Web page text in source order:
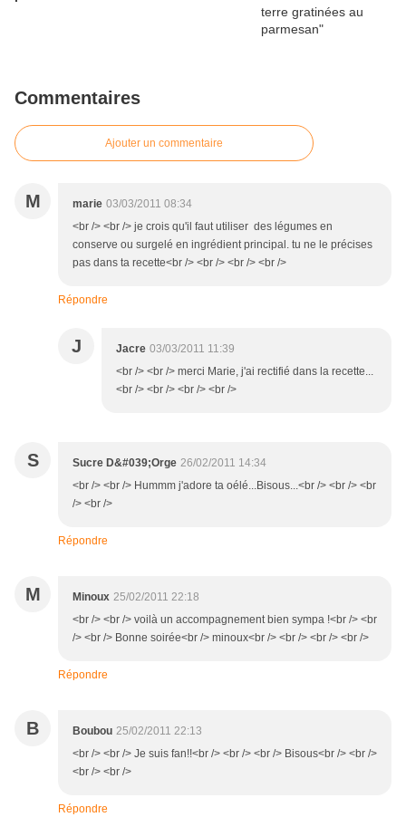
Commentaires
Ajouter un commentaire
M marie 03/03/2011 08:34
<br /> <br /> je crois qu'il faut utiliser des légumes en
conserve ou surgelé en ingrédient principal. tu ne le précises
pas dans ta recette<br /> <br /> <br /> <br />
Répondre
J Jacre 03/03/2011 11:39
<br /> <br /> merci Marie, j'ai rectifié dans la recette...
<br /> <br /> <br /> <br />
S Sucre D&#039;Orge 26/02/2011 14:34
<br /> <br /> Hummm j'adore ta oélé...Bisous...<br /> <br /> <br
/> <br />
Répondre
M Minoux 25/02/2011 22:18
<br /> <br /> voilà un accompagnement bien sympa !<br /> <br
/> <br /> Bonne soirée<br /> minoux<br /> <br /> <br /> <br />
Répondre
B Boubou 25/02/2011 22:13
<br /> <br /> Je suis fan!!<br /> <br /> <br /> Bisous<br /> <br />
<br /> <br />
Répondre